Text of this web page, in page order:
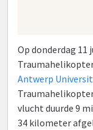
Op donderdag 11
Antwerp
vlucht duurde 9
34 kilometer